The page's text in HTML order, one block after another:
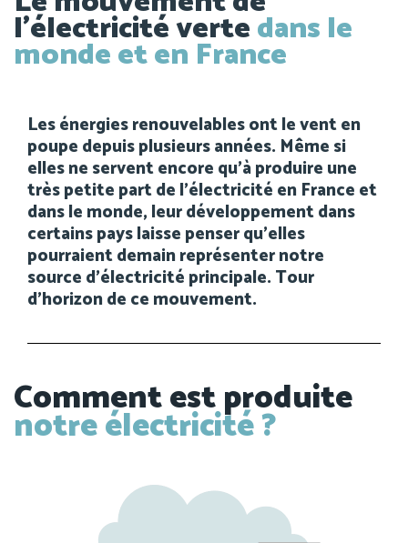
l’électricité vertedans le
monde et en France
Les énergies renouvelables ont le vent en
poupe depuis plusieurs années. Même si
elles ne servent encore qu’à produire une
très petite part de l’électricité en France et
dans le monde, leur développement dans
certains pays laisse penser qu’elles
pourraient demain représenter notre
source d’électricité principale. Tour
d’horizon de ce mouvement.
Comment est produite
notre électricité ?